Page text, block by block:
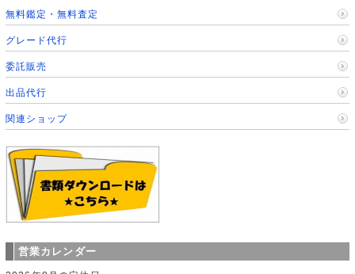
無料鑑定・無料査定
グレード代行
委託販売
出品代行
関連ショップ
営業カレンダー